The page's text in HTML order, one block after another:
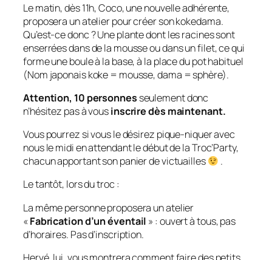
Le matin, dès 11h, Coco, une nouvelle adhérente,
proposera un atelier pour créer son kokedama.
Qu’est-ce donc ? Une plante dont les racines sont
enserrées dans de la mousse ou dans un filet, ce qui
forme une boule à la base, à la place du pot habituel
(Nom japonais koke = mousse, dama = sphère).
Attention, 10 personnes seulement donc
n’hésitez pas à vousinscrire dès maintenant.
Vous pourrez si vous le désirez pique-niquer avec
nous le midi en attendant le début de la Troc’Party,
chacun apportant son panier de victuailles
.
Le tantôt, lors du troc :
La même personne proposera un atelier
«Fabrication d’un éventail » : ouvert à tous, pas
d’horaires. Pas d’inscription.